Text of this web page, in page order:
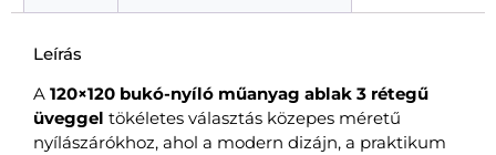
Leírás
A 120×120 bukó-nyíló műanyag ablak 3 rétegű
üveggel tökéletes választás közepes méretű
nyílászárókhoz, ahol a modern dizájn, a praktikum